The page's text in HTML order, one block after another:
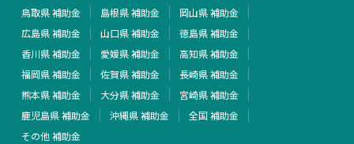
鳥取県 補助金
島根県 補助金
岡山県 補助金
広島県 補助金
山口県 補助金
徳島県 補助金
香川県 補助金
愛媛県 補助金
高知県 補助金
福岡県 補助金
佐賀県 補助金
長崎県 補助金
熊本県 補助金
大分県 補助金
宮崎県 補助金
鹿児島県 補助金
沖縄県 補助金
全国 補助金
その他 補助金